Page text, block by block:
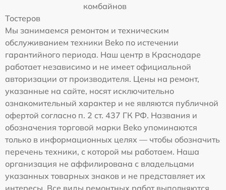
комбайнов
Тостеров
Мы занимаемся ремонтом и техническим
обслуживанием техники Beko по истечении
гарантийного периода. Наш центр в Краснодаре
работает независимо и не имеет официальной
авторизации от производителя. Цены на ремонт,
указанные на сайте, носят исключительно
ознакомительный характер и не являются публичной
офертой согласно п. 2 ст. 437 ГК РФ. Названия и
обозначения торговой марки Beko упоминаются
только в информационных целях — чтобы обозначить
перечень техники, с которой мы работаем. Наша
организация не аффилирована с владельцами
указанных товарных знаков и не представляет их